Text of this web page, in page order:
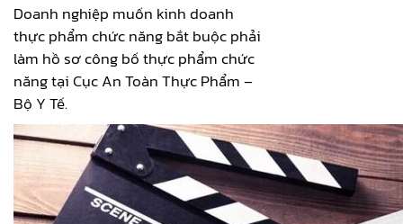
Doanh nghiệp muốn kinh doanh
thực phẩm chức năng bắt buộc phải
làm hồ sơ công bố thực phẩm chức
năng tại Cục An Toàn Thực Phẩm –
Bộ Y Tế.